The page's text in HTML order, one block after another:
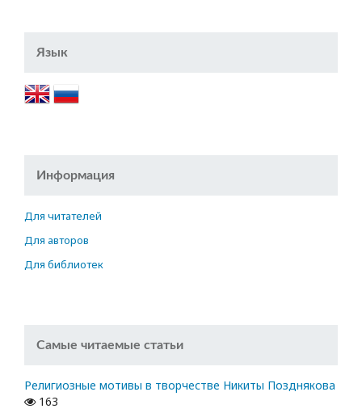
Язык
Информация
Для читателей
Для авторов
Для библиотек
Самые читаемые статьи
Религиозные мотивы в творчестве Никиты Позднякова
163